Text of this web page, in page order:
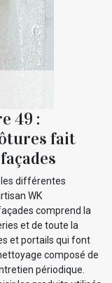
49 :
fait
différentes
WK
comprend la
et de toute la
et portails qui font
composé de
périodique.